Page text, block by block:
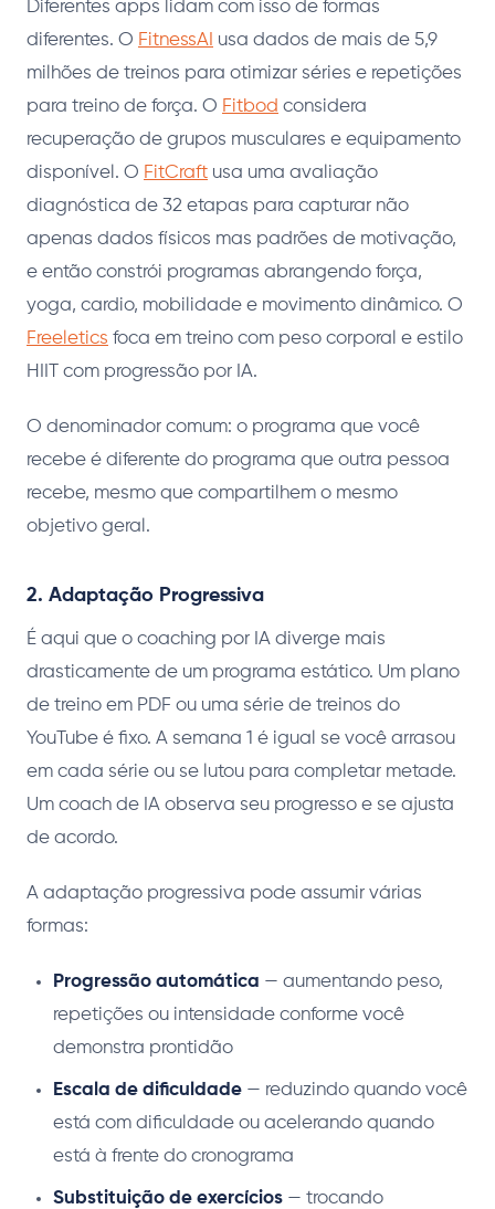
Diferentes apps lidam com isso de formas
diferentes. O FitnessAI usa dados de mais de 5,9
milhões de treinos para otimizar séries e repetições
para treino de força. O Fitbod considera
recuperação de grupos musculares e equipamento
disponível. O FitCraft usa uma avaliação
diagnóstica de 32 etapas para capturar não
apenas dados físicos mas padrões de motivação,
e então constrói programas abrangendo força,
yoga, cardio, mobilidade e movimento dinâmico. O
Freeletics foca em treino com peso corporal e estilo
HIIT com progressão por IA.
O denominador comum: o programa que você
recebe é diferente do programa que outra pessoa
recebe, mesmo que compartilhem o mesmo
objetivo geral.
2. Adaptação Progressiva
É aqui que o coaching por IA diverge mais
drasticamente de um programa estático. Um plano
de treino em PDF ou uma série de treinos do
YouTube é fixo. A semana 1 é igual se você arrasou
em cada série ou se lutou para completar metade.
Um coach de IA observa seu progresso e se ajusta
de acordo.
A adaptação progressiva pode assumir várias
formas:
Progressão automática — aumentando peso,
repetições ou intensidade conforme você
demonstra prontidão
Escala de dificuldade — reduzindo quando você
está com dificuldade ou acelerando quando
está à frente do cronograma
Substituição de exercícios — trocando